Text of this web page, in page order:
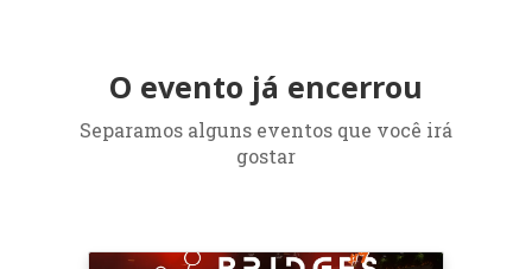
O evento já encerrou
Separamos alguns eventos que você irá
gostar